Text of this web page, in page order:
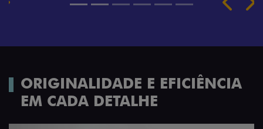
Rodas de liga leve
ORIGINALIDADE E EFICIÊNCIA
EM CADA DETALHE